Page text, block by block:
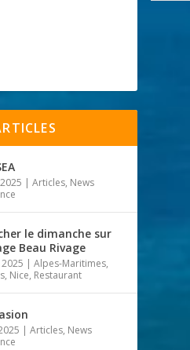
|Articles, News
le dimanche sur
Beau Rivage
|Alpes-Maritimes,
, Nice, Restaurant
|Articles, News